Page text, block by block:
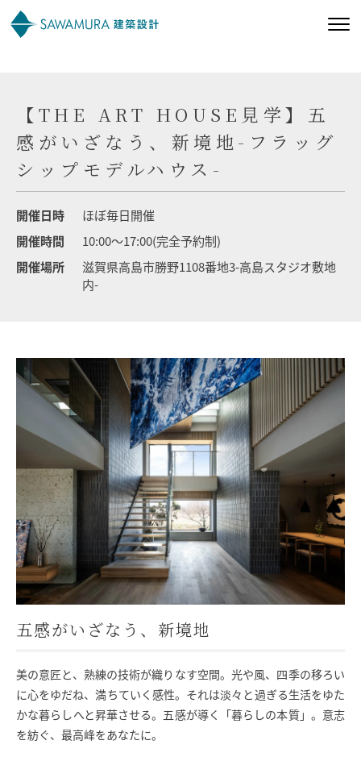
私たちの家づくり
施工事例
会社案内
モデルハウス イベント参加
資料請求 相談予約
SAWAMURAリフォーム
【THE ART HOUSE見学】五
感がいざなう、新境地-フラッグ
シップモデルハウス-
開催日時
ほぼ毎日開催
開催時間
10:00～17:00(完全予約制)
開催場所
滋賀県高島市勝野1108番地3-高島スタジオ敷地
内-
五感がいざなう、新境地
美の意匠と、熟練の技術が織りなす空間。光や風、四季の移ろい
に心をゆだね、満ちていく感性。それは淡々と過ぎる生活をゆた
かな暮らしへと昇華させる。五感が導く「暮らしの本質」。意志
を紡ぐ、最高峰をあなたに。